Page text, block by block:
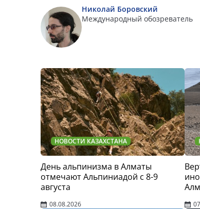
Николай Боровский
Международный обозреватель
НОВОСТИ КАЗАХСТАНА
День альпинизма в Алматы
отмечают Альпиниадой с 8-9
августа
08.08.2026